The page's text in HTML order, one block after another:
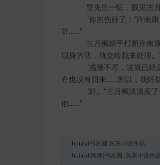
贾先生一怔，眼见古月
“你的伤好了！”许南康
阶……”
古月枫摆手打断许南康
现身的话，就交给我来处理。
“感激不尽，这就已经足
在也没有回来……所以，我怀
“好。”古月枫淡淡应了
他……”
huiasd书友圈 灰灰小说作品
huiasd(恢恢)书友圈_灰灰小说作